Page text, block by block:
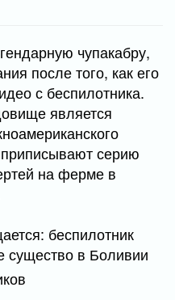
чупакабру,
после того, как его
с беспилотника.
является
серию
на ферме в